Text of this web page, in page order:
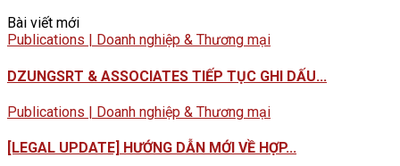
Bài viết mới
Publications | Doanh nghiệp & Thương mại
DZUNGSRT & ASSOCIATES TIẾP TỤC GHI DẤU...
Publications | Doanh nghiệp & Thương mại
[LEGAL UPDATE] HƯỚNG DẪN MỚI VỀ HỢP...